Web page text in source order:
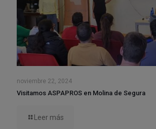
noviembre 22, 2024
Visitamos ASPAPROS en Molina de Segura
Leer más